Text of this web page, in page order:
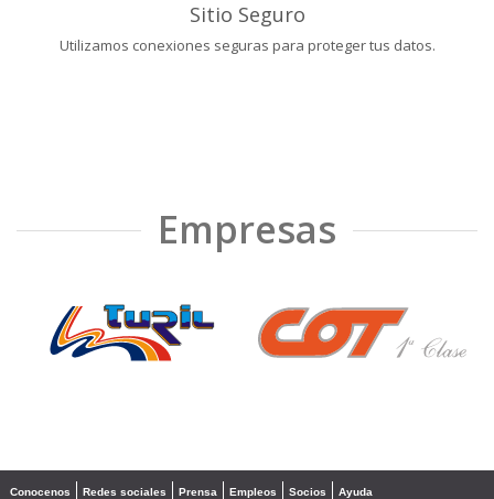
Sitio Seguro
Utilizamos conexiones seguras para proteger tus datos.
Empresas
❮ ❯
Conocenos Redes sociales Prensa Empleos Socios Ayuda